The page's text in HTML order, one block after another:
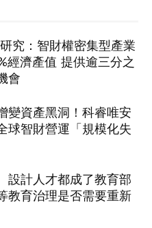
究：智財權密集型產業
經濟產值 提供逾三分之
會
變資產黑洞！科睿唯安
球智財營運「規模化失
設計人才都成了教育部
教育治理是否需要重新